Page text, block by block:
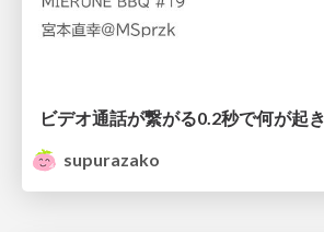
ビデオ通話が繋がる0.2秒で何が起
supurazako